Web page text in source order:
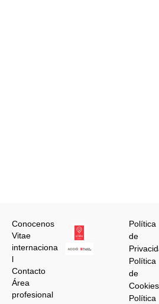
Conocenos
Vitae
internaciona
l
Contacto
Área
profesional
Política
de
Política
de
Cookies
Política